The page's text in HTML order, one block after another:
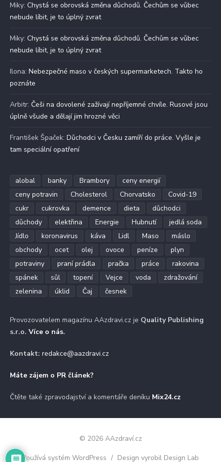
Miky: Chystá se obrovská změna důchodů. Čechům se vůbec
nebude líbit, je to úplný zvrat
Miky: Chystá se obrovská změna důchodů. Čechům se vůbec
nebude líbit, je to úplný zvrat
Ilona: Nebezpečné maso v českých supermarketech. Takto ho
poznáte
Arbitr: Češi na dovolené zažívají nepříjemné chvíle. Rusové jsou
úplně všude a dělají jim hrozné věci
František Špaček: Důchodci v Česku zamíří do práce. Vyšle je
tam speciální opatření
alobal banky Brambory
ceny energií
ceny potravin
Cholesterol Chorvatsko
Covid-19
cukr
cukrovka demence dieta
důchodci
důchody
elektřina Energie Hubnutí
jedlá soda
Jídlo
koronavirus káva Lidl Maso
máslo
obchody
ocet olej ovoce peníze
plyn
potraviny
praní prádla pračka práce
rakovina
spánek
sůl topení Vejce voda
zdražování
zelenina
úklid Čaj česnek
Provozovatelem magazínu AAzdravi.cz je Quality Publishing
s.r.o. Více o nás.
Kontakt: redakce@aazdravi.cz
Máte zájem o PR článek?
Čtěte také zpravodajství a komentáře deníku Mix24.cz
© 2026 AAzdraví.cz
Používá systém WordPress / Design vyrobil Design Lab